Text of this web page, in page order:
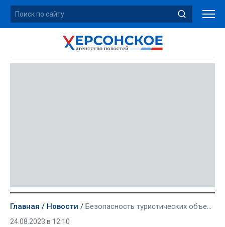
Главная Новости Безопасность туристических объектов проверили в Херсонской области
24.08.2023 в 12:10